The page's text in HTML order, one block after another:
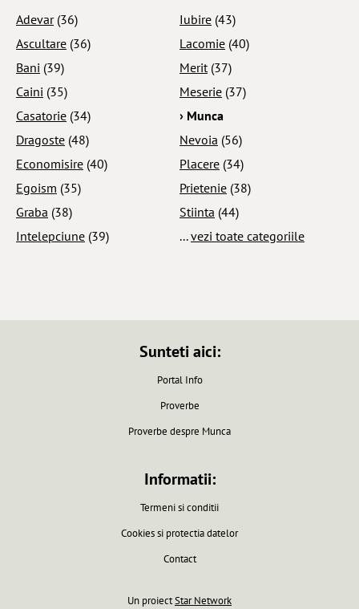
Adevar(36)
Ascultare (36)
Bani (39)
Caini (35)
Casatorie (34)
Dragoste (48)
Economisire (40)
Egoism (35)
Graba (38)
Intelepciune (39)
Iubire (43)
Lacomie (40)
Merit (37)
Meserie (37)
› Munca
Nevoia (56)
Placere (34)
Prietenie (38)
Stiinta (44)
...vezi toate categoriile
Sunteti aici:
Portal Info
Proverbe
Proverbe despre Munca
Informatii:
Termeni si conditii
Cookies si protectia datelor
Contact
Un proiectStar Network